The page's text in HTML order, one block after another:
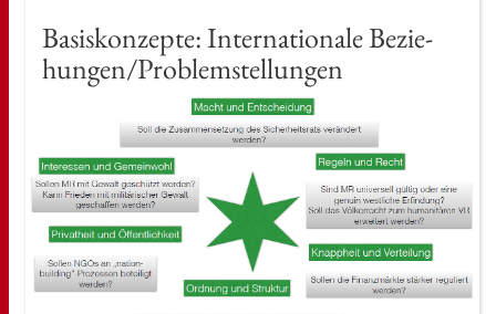
Ba­sis­kon­zep­te: In­ter­na­tio­na­le Be­zie­
hun­gen/Pro­blem­stel­lun­gen